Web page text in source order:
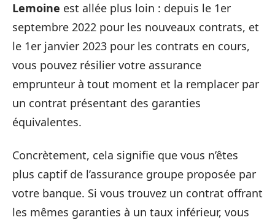
Lemoine est allée plus loin : depuis le 1er
septembre 2022 pour les nouveaux contrats, et
le 1er janvier 2023 pour les contrats en cours,
vous pouvez résilier votre assurance
emprunteur à tout moment et la remplacer par
un contrat présentant des garanties
équivalentes.
Concrètement, cela signifie que vous n’êtes
plus captif de l’assurance groupe proposée par
votre banque. Si vous trouvez un contrat offrant
les mêmes garanties à un taux inférieur, vous